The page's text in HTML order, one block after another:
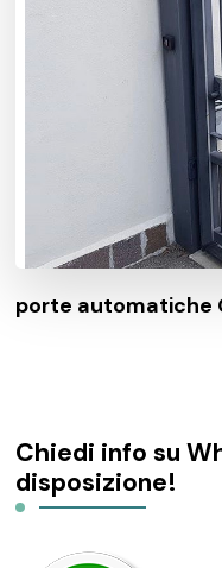
porte automatiche
Chiedi info su
disposizione!